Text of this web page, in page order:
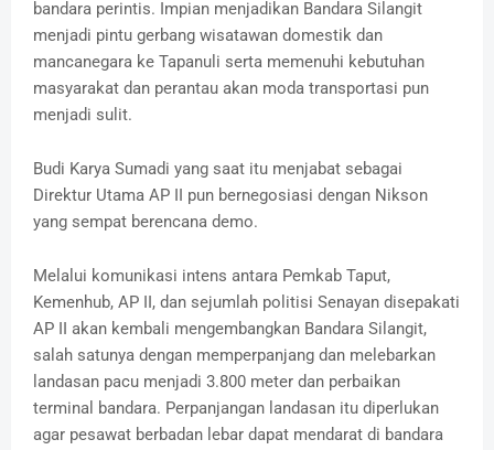
bandara perintis. Impian menjadikan Bandara Silangit
menjadi pintu gerbang wisatawan domestik dan
mancanegara ke Tapanuli serta memenuhi kebutuhan
masyarakat dan perantau akan moda transportasi pun
menjadi sulit.
Budi Karya Sumadi yang saat itu menjabat sebagai
Direktur Utama AP II pun bernegosiasi dengan Nikson
yang sempat berencana demo.
Melalui komunikasi intens antara Pemkab Taput,
Kemenhub, AP II, dan sejumlah politisi Senayan disepakati
AP II akan kembali mengembangkan Bandara Silangit,
salah satunya dengan memperpanjang dan melebarkan
landasan pacu menjadi 3.800 meter dan perbaikan
terminal bandara. Perpanjangan landasan itu diperlukan
agar pesawat berbadan lebar dapat mendarat di bandara